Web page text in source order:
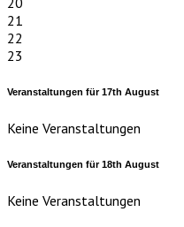
21
22
23
Veranstaltungen für17th August
Keine Veranstaltungen
Veranstaltungen für18th August
Keine Veranstaltungen